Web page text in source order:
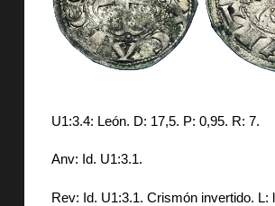
U1:3.4: León. D: 17,5. P: 0,95. R: 7.
Anv: Id. U1:3.1.
Rev: Id. U1:3.1. Crismón invertido. L: